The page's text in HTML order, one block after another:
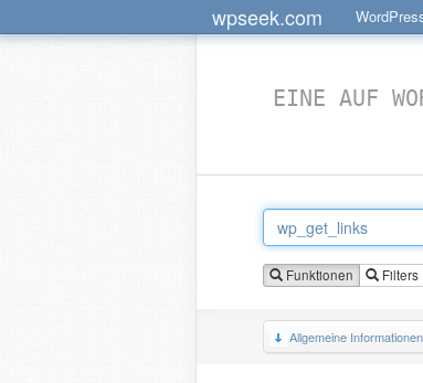
wpseek.com
EINE AUF
Funktionen Filters
Allgemeine Informationen